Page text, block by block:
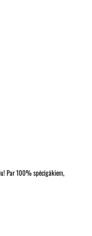
Par 100% spēcīgākiem,